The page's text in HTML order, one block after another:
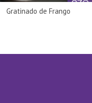
Gratinado de Frango